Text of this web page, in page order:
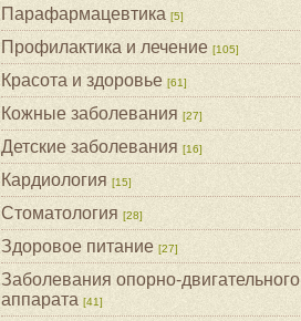
Парафармацевтика [5]
Профилактика и лечение [105]
Красота и здоровье [61]
Кожные заболевания [27]
Детские заболевания [16]
Кардиология [15]
Стоматология [28]
Здоровое питание [27]
Заболевания опорно-двигательного
аппарата [41]